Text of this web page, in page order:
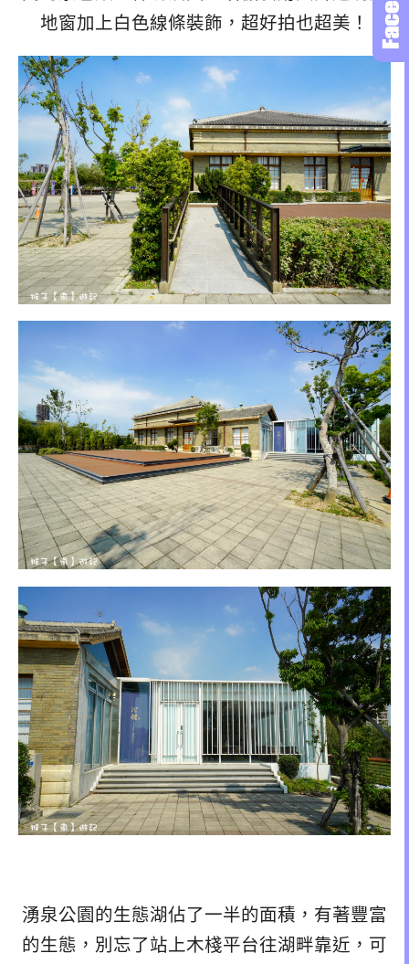
地窗加上白色線條裝飾，超好拍也超美！
湧泉公園的生態湖佔了一半的面積，有著豐富
的生態，別忘了站上木棧平台往湖畔靠近，可